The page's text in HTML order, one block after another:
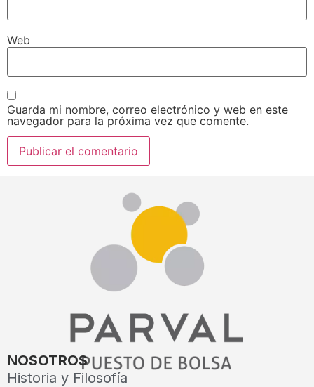
Web
Guarda mi nombre, correo electrónico y web en este
navegador para la próxima vez que comente.
NOSOTROS
Historia y Filosofía